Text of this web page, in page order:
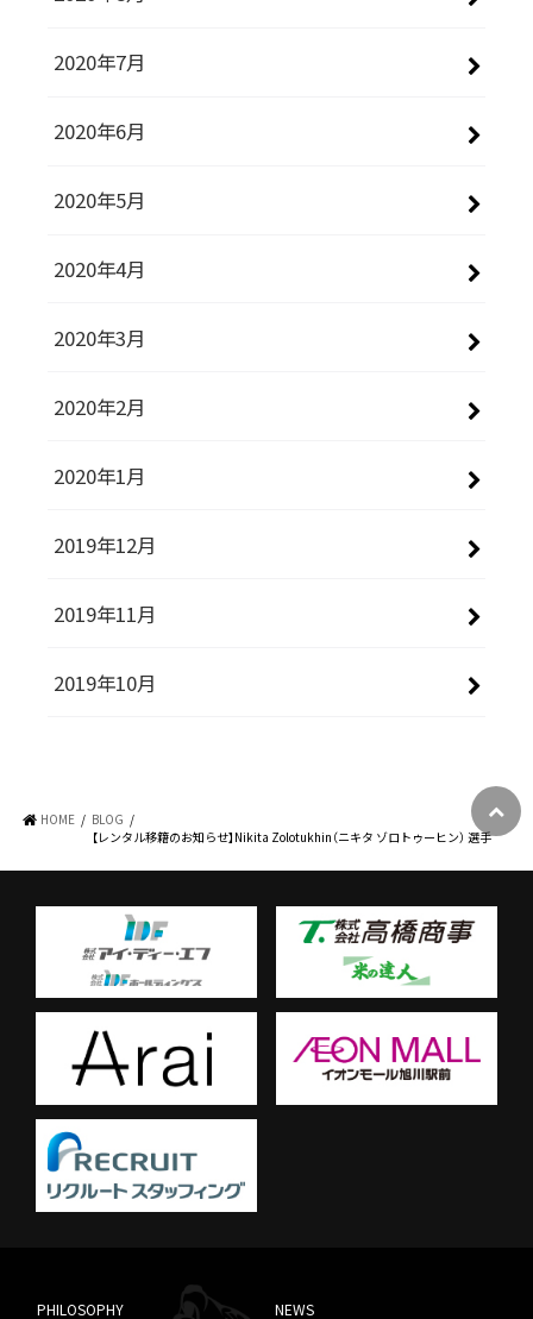
2020年7月
2020年6月
2020年5月
2020年4月
2020年3月
2020年2月
2020年1月
2019年12月
2019年11月
2019年10月
HOME
BLOG
【レンタル移籍のお知らせ】Nikita Zolotukhin（ニキタ ゾロトゥーヒン） 選手
PHILOSOPHY NEWS